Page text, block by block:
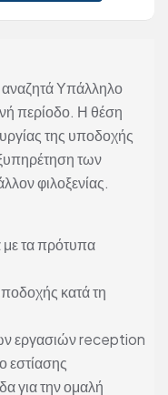
αναζητά Υπάλληλο
περίοδο. Η θέση
της υποδοχής
των
φιλοξενίας.
τα πρότυπα
κατά τη
εργασιών reception
εστίασης
για την ομαλή